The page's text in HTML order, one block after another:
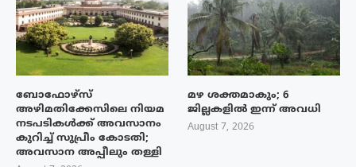
ബോഫോഴ്‌സ്
അഴിമതിക്കേസിലെ നിയമ
നടപടികൾക്ക് അവസാനം
കുറിച്ച് സുപ്രീം കോടതി;
അവസാന അപ്പീലും തള്ളി
മഴ ശക്തമാകും; 6
ജില്ലകളിൽ ഇന്ന് അവധി
August 7, 2026